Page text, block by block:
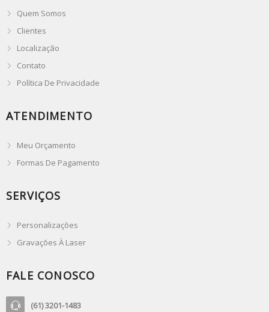
Quem Somos
Clientes
Localização
Contato
Política De Privacidade
ATENDIMENTO
Meu Orçamento
Formas De Pagamento
SERVIÇOS
Personalizações
Gravações À Laser
FALE CONOSCO
(61) 3201-1483